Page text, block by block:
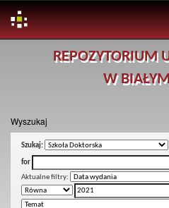
REPOZYTORIUM
W
Wyszukaj
Szukaj:
for
Aktualne filtry: